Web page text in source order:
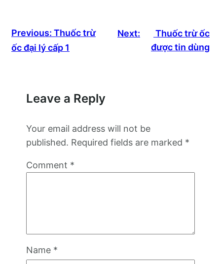
Previous: Thuốc trừ
ốc đại lý cấp 1
Next:
Thuốc trừ ốc
được tin dùng
Leave a Reply
Your email address will not be
published. Required fields are marked *
Comment *
Name *